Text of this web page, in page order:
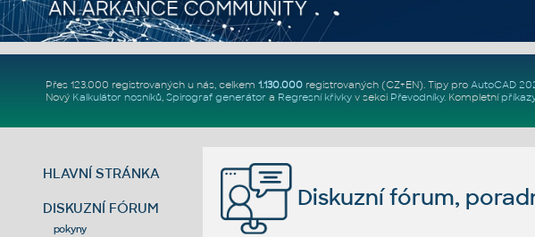
Přes 123.000 registrovaných u nás, celkem 1.130.000registrovaných (CZ+EN). Tipy pro AutoCAD
Nový Kalkulátor nosníků, Spirograf generátor a Regresní křivkyv sekci Převodníky. Kompletní
HLAVNÍ STRÁNKA
DISKUZNÍ FÓRUM
pokyny
Diskuzní fórum,